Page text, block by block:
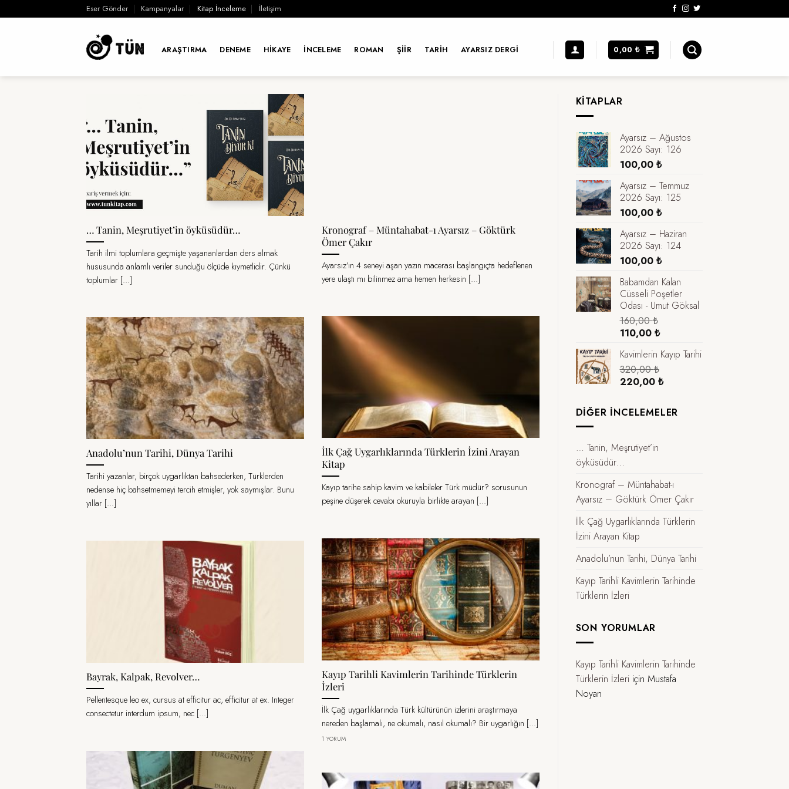
atla
Eser Gönder Kampanyalar Kitap İnceleme İletişim
ARAŞTIRMA DENEME HIKAYE İNCELEME ROMAN ŞIIR TARIH AYARSIZ DERGI 0,00₺
… Tanin, Meşrutiyet’in öyküsüdür…
Tarih ilmi toplumlara geçmişte yaşananlardan ders almak
hususunda anlamlı veriler sunduğu ölçüde kıymetlidir. Çünkü
toplumlar [...]
Kronograf – Müntahabat-ı Ayarsız – Göktürk
Ömer Çakır
Ayarsız’ın 4 seneyi aşan yazın macerası başlangıçta hedeflenen
yere ulaştı mı bilinmez ama hemen herkesin [...]
İlk Çağ Uygarlıklarında Türklerin İzini Arayan
Kitap
Kayıp tarihe sahip kavim ve kabileler Türk müdür? sorusunun
peşine düşerek cevabı okuruyla birlikte arayan [...]
Anadolu’nun Tarihi, Dünya Tarihi
Tarihi yazanlar, birçok uygarlıktan bahsederken, Türklerden
nedense hiç bahsetmemeyi tercih etmişler, yok saymışlar. Bunu
yıllar [...]
Kayıp Tarihli Kavimlerin Tarihinde Türklerin
İzleri
İlk Çağ uygarlıklarında Türk kültürünün izlerini araştırmaya
nereden başlamalı, ne okumalı, nasıl okumalı? Bir uygarlığın [...]
1 YORUM
Bayrak, Kalpak, Revolver…
Pellentesque leo ex, cursus at efficitur ac, efficitur at ex. Integer
consectetur interdum ipsum, nec [...]
KITAPLAR
Ayarsız – Ağustos
2026 Sayı: 126
100,00 ₺
Ayarsız – Temmuz
2026 Sayı: 125
100,00 ₺
Ayarsız – Haziran
2026 Sayı: 124
100,00 ₺
Babamdan Kalan
Cüsseli Poşetler
Odası - Umut Göksal
160,00₺
Orijinal
160,00 ₺.
110,00 ₺Şu
fiyat:
110,00 ₺.
Kavimlerin Kayıp Tarihi
320,00₺
Orijinal
320,00 ₺.
220,00 ₺Şu
fiyat:
220,00 ₺.
DIĞER İNCELEMELER
… Tanin, Meşrutiyet’in
öyküsüdür…
Kronograf – Müntahabat-ı
Ayarsız – Göktürk Ömer Çakır
İlk Çağ Uygarlıklarında Türklerin
İzini Arayan Kitap
Anadolu’nun Tarihi, Dünya Tarihi
Kayıp Tarihli Kavimlerin Tarihinde
Türklerin İzleri
SON YORUMLAR
Kayıp Tarihli Kavimlerin Tarihinde
Türklerin İzleriiçin Mustafa
Noyan